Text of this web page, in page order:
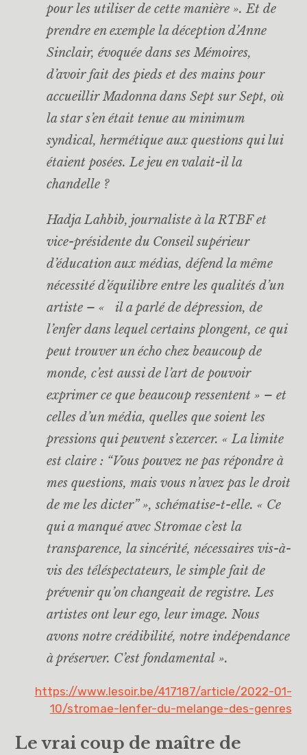
pour les utiliser de cette manière ». Et de
prendre en exemple la déception d’Anne
Sinclair, évoquée dans ses Mémoires,
d’avoir fait des pieds et des mains pour
accueillir Madonna dansSept sur Sept, où
la star s’en était tenue au minimum
syndical, hermétique aux questions qui lui
étaient posées. Le jeu en valait-il la
chandelle ?
Hadja Lahbib, journaliste à la RTBF et
vice-présidente du Conseil supérieur
d’éducation aux médias, défend la même
nécessité d’équilibre entre les qualités d’un
artiste – « il a parlé de dépression, de
l’enfer dans lequel certains plongent, ce qui
peut trouver un écho chez beaucoup de
monde, c’est aussi de l’art de pouvoir
exprimer ce que beaucoup ressentent » – et
celles d’un média, quelles que soient les
pressions qui peuvent s’exercer. « La limite
est claire : “Vous pouvez ne pas répondre à
mes questions, mais vous n’avez pas le droit
de me les dicter” », schématise-t-elle. « Ce
qui a manqué avec Stromae c’est la
transparence, la sincérité, nécessaires vis-à-
vis des téléspectateurs, le simple fait de
prévenir qu’on changeait de registre. Les
artistes ont leur ego, leur image. Nous
avons notre crédibilité, notre indépendance
à préserver. C’est fondamental ».
https://www.lesoir.be/417187/article/2022-01-
10/stromae-lenfer-du-melange-des-genres
Le vrai coup de maître de